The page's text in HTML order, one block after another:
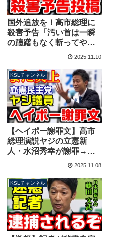
国外追放を！高市総理に
殺害予告「汚い首は一瞬
の躊躇もなく斬ってや
る」中国駐大阪総領事が
【KSLチャンネル】
2025.11.10
KSLチャンネル
【ヘイポー謝罪文】高市
総理演説ヤジの立憲新
人・水沼秀幸が謝罪→余
計な自慢話満載で再炎上
ネル】
2025.11.08
KSLチャンネル